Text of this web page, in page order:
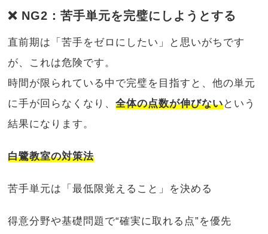
❌ NG2：苦手単元を完璧にしようとする
直前期は「苦手をゼロにしたい」と思いがちです
が、これは危険です。
時間が限られている中で完璧を目指すと、他の単元
に手が回らなくなり、全体の点数が伸びないという
結果になります。
白鷺教室の対策法
苦手単元は「最低限覚えること」を決める
得意分野や基礎問題で“確実に取れる点”を優先